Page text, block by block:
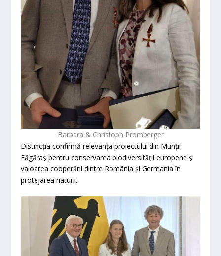
Barbara & Christoph Promberger
Distincția confirmă relevanța proiectului din Munții
Făgăraș pentru conservarea biodiversității europene și
valoarea cooperării dintre România și Germania în
protejarea naturii.